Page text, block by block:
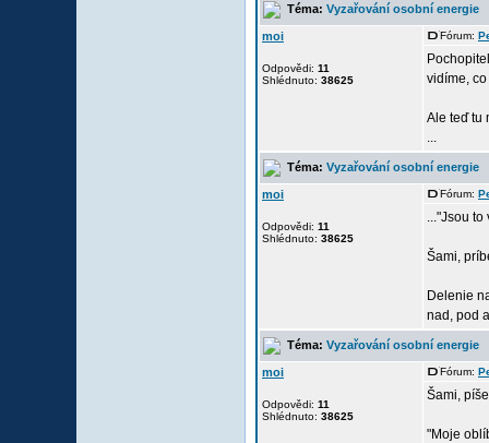
Téma: Vyzařování osobní energie
moi
Odpovědi: 11
Shlédnuto: 38625
Fórum:
vidíme,
Ale teď tu
...
Téma: Vyzařování osobní energie
moi
Odpovědi: 11
Shlédnuto: 38625
Fórum:
..."Jsou
Šami,
Delenie
nad, pod
Téma: Vyzařování osobní energie
moi
Odpovědi: 11
Shlédnuto: 38625
Fórum:
Šami,
"Moje